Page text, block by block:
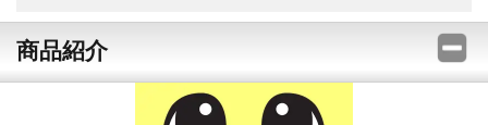
商品紹介